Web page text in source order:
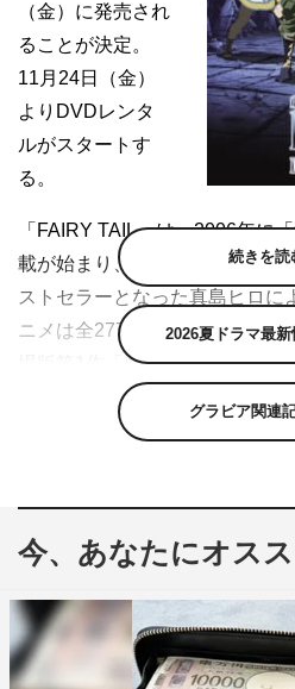
（金）に発売され
ることが決定。
11月24日（金）
よりDVDレンタ
ルがスタートす
る。
「FAIRY TAIL」は、2006年に
載が始まり、全世界累計発行部
ストセラーとなった真島ヒロに
ニメは全277話という長期に渡
場版第1作「劇場版 FAIRY
開。原作者・真島ヒロ自身がプ
描き下ろした約200ページにお
王国を舞台に、炎を自在に操る
イヤー）のナツ（CV：柿原徹
綾）たちおなじみのメンバーに
続きを読
2026夏ドラマ最
グラビア関連
今、あなたにオス